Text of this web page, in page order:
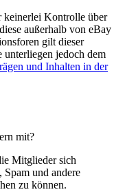
keinerlei Kontrolle über
außerhalb von eBay
gilt dieser
unterliegen jedoch dem
und Inhalten in der
mit?
Mitglieder sich
Spam und andere
zu können.